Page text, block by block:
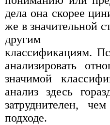
дела она скорее
же в значительной
другим
классификациям.
анализировать
значимой
анализ здесь
затруднителен,
подходе.